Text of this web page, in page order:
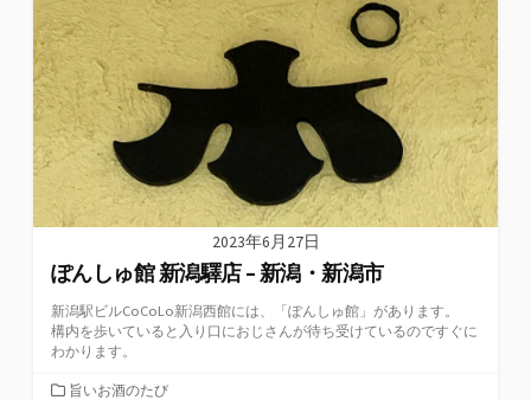
リ
ー
2023年6月27日
ぽんしゅ館 新潟驛店 – 新潟・新潟市
新潟駅ビルCoCoLo新潟西館には、「ぽんしゅ館」があります。
構内を歩いていると入り口におじさんが待ち受けているのですぐに
わかります。
カ旨いお酒のたび